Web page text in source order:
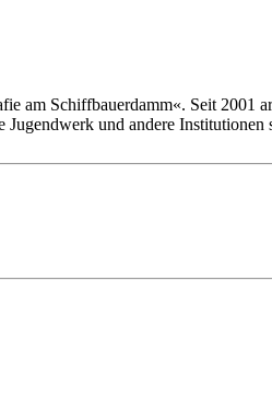
am Schiffbauerdamm«. Seit 2001
und andere Institutionen